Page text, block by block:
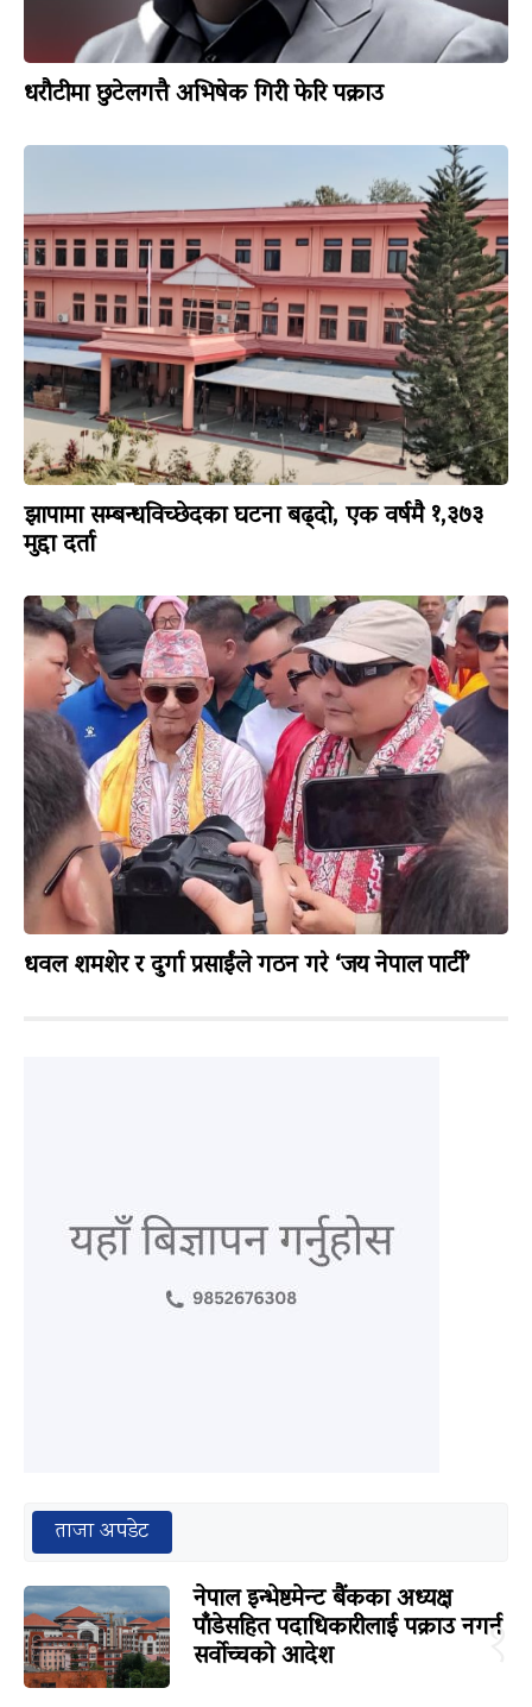
धरौटीमा छुटेलगत्तै अभिषेक गिरी फेरि पक्राउ
झापामा सम्बन्धविच्छेदका घटना बढ्दो, एक वर्षमै १,३७३
मुद्दा दर्ता
धवल शमशेर र दुर्गा प्रसाईंले गठन गरे ‘जय नेपाल पार्टी’
ताजा अपडेट
१
नेपाल इन्भेष्टमेन्ट बैंकका अध्यक्ष
पाँडेसहित पदाधिकारीलाई पक्राउ नगर्न
सर्वोच्चको आदेश